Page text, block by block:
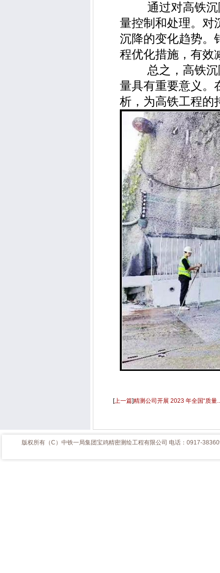
通过对高铁沉降
量控制和处理。对
沉降的变化趋势。
程优化措施，有效
总之，高铁沉降
量具有重要意义。
析，为高铁工程的
[上一篇]精测公司开展 2023 年全国“质量..
版权所有（C）中铁一局集团宝鸡精密测绘工程有限公司 电话 ： 0917-